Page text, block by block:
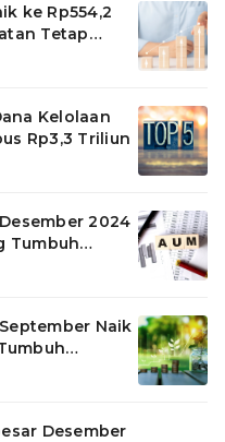
ke Rp554,2
Tetap
Kelolaan
Rp3,3 Triliun
2024
Tumbuh
Naik
Desember